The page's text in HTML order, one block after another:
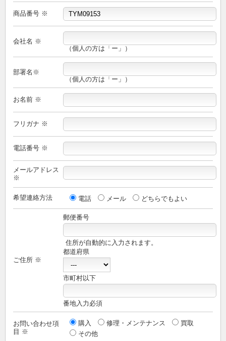
商品番号 ※
会社名 ※
（個人の方は「ー」）
部署名※
（個人の方は「ー」）
お名前 ※
フリガナ ※
電話番号 ※
メールアドレス
※
希望連絡方法 電話 メール どちらでもよい
ご住所 ※
郵便番号
住所が自動的に入力されます。
都道府県
市町村以下
番地入力必須
お問い合わせ項
目 ※
購入 修理・メンテナンス
買取
その他